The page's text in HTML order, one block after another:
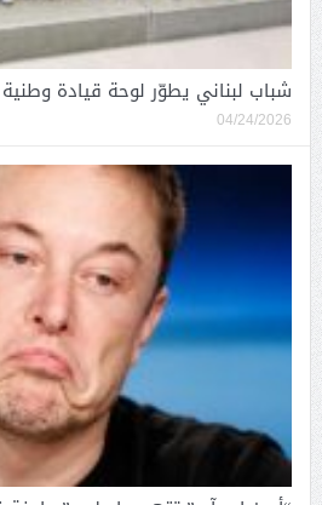
شباب لبناني يطوّر لوحة قيادة
04/24/2026